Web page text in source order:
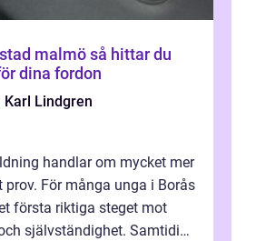
så hittar du
dina fordon
Karl Lindgren
handlar om mycket mer
prov. För många unga i Borås
första riktiga steget mot
självständighet. Samtidigt